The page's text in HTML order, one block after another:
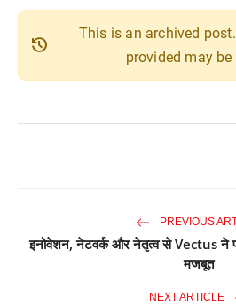
history
This is an archived
provided may
PREVIOUS
इनोवेशन, नेटवर्क और नेतृत्व से Vectus ने
मजबूत
NEXT ARTICLE